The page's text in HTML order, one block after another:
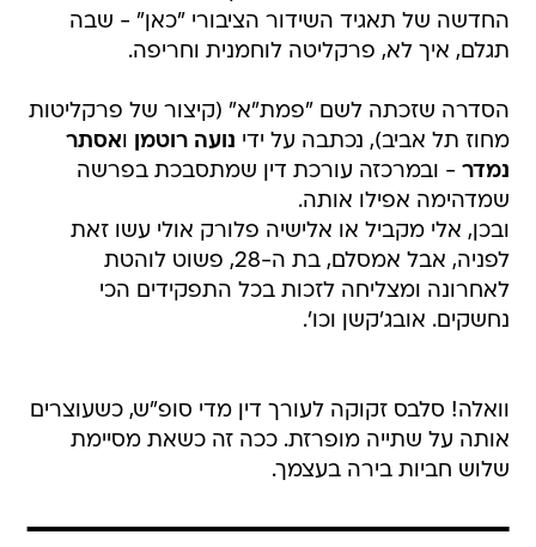
החדשה של תאגיד השידור הציבורי "כאן" - שבה
תגלם, איך לא, פרקליטה לוחמנית וחריפה.
הסדרה שזכתה לשם "פמת"א" (קיצור של פרקליטות
מחוז תל אביב), נכתבה על ידי נועה רוטמן ואסתר
נמדר - ובמרכזה עורכת דין שמתסבכת בפרשה
שמדהימה אפילו אותה.
ובכן, אלי מקביל או אלישיה פלורק אולי עשו זאת
לפניה, אבל אמסלם, בת ה-28, פשוט לוהטת
לאחרונה ומצליחה לזכות בכל התפקידים הכי
נחשקים. אובג'קשן וכו'.
וואלה! סלבס זקוקה לעורך דין מדי סופ"ש, כשעוצרים
אותה על שתייה מופרזת. ככה זה כשאת מסיימת
שלוש חביות בירה בעצמך.